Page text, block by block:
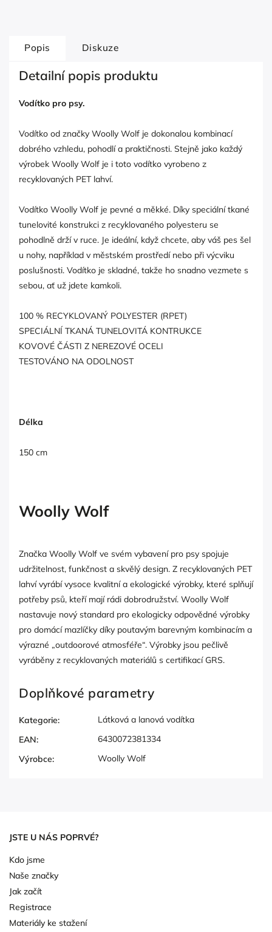
Popis Diskuze
Detailní popis produktu
Vodítko pro psy.
Vodítko od značky Woolly Wolf je dokonalou kombinací
dobrého vzhledu, pohodlí a praktičnosti. Stejně jako každý
výrobek Woolly Wolf je i toto vodítko vyrobeno z
recyklovaných PET lahví.
Vodítko Woolly Wolf je pevné a měkké. Díky speciální tkané
tunelovité konstrukci z recyklovaného polyesteru se
pohodlně drží v ruce. Je ideální, když chcete, aby váš pes šel
u nohy, například v městském prostředí nebo při výcviku
poslušnosti. Vodítko je skladné, takže ho snadno vezmete s
sebou, ať už jdete kamkoli.
100 % RECYKLOVANÝ POLYESTER (RPET)
SPECIÁLNÍ TKANÁ TUNELOVITÁ KONTRUKCE
KOVOVÉ ČÁSTI Z NEREZOVÉ OCELI
TESTOVÁNO NA ODOLNOST
Délka
150 cm
Woolly Wolf
Značka Woolly Wolf ve svém vybavení pro psy spojuje
udržitelnost, funkčnost a skvělý design. Z recyklovaných PET
lahví vyrábí vysoce kvalitní a ekologické výrobky, které splňují
potřeby psů, kteří mají rádi dobrodružství. Woolly Wolf
nastavuje nový standard pro ekologicky odpovědné výrobky
pro domácí mazlíčky díky poutavým barevným kombinacím a
výrazné „outdoorové atmosféře“. Výrobky jsou pečlivě
vyráběny z recyklovaných materiálů s certifikací GRS.
Doplňkové parametry
Kategorie:
Látková a lanová vodítka
EAN:
6430072381334
Výrobce: Woolly Wolf
JSTE U NÁS POPRVÉ?
Kdo jsme
Naše značky
Jak začít
Registrace
Materiály ke stažení